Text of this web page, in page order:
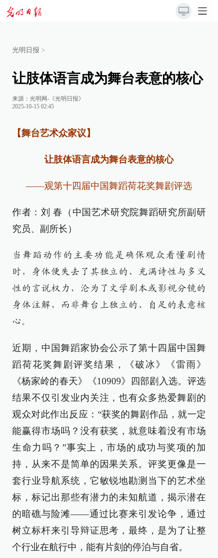
光明日报 >
让肢体语言成为舞台表意的核心
来源： 光明网-《光明日报》
2025-10-15 02:45
【舞台艺术众家议】
让肢体语言成为舞台表意的核心
——观第十四届中国舞蹈荷花奖舞剧评选
作者：刘 春（中国艺术研究院舞蹈研究所副研
究员、副所长）
当舞蹈动作的主要功能是确保观众看懂剧情
时，身体便失去了其独立的、充满诗性与多义
性的言说权力，沦为了文学剧本或影视分镜的
身体注解，而非舞台上独立的、自足的表意核
心。
近期，中国舞蹈家协会公示了第十四届中国舞
蹈荷花奖舞剧评奖结果，《破冰》《雷雨》
《杨家岭的春天》《10909》四部剧入选。评选
结果不仅引发业内关注，也有众多热爱舞剧的
观众对此作出反应：“获奖的舞剧作品，就一定
能赢得市场吗？没有获奖，就意味着没有市场
生命力吗？”事实上，市场的成功与奖项的加
持，从来不是简单的因果关系。评奖更像是一
套行业导航系统，它敏锐地勘测当下的艺术坐
标，标记出那些有潜力的未知航道，揭示潜在
的暗礁与险滩——通过比赛来引发论争，通过
树立标杆来引导辩证思考，最终，是为了让整
个行业在航行中，能有片刻的停泊与自省。